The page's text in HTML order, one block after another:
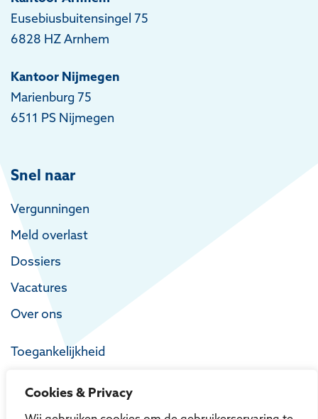
Cookies & Privacy
Eusebiusbuitensingel 75
6828 HZ Arnhem
Kantoor Nijmegen
Marienburg 75
6511 PS Nijmegen
Snel naar
Vergunningen
Meld overlast
Dossiers
Vacatures
Over ons
Toegankelijkheid